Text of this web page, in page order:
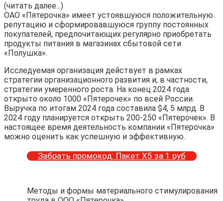
(читать далее...)
ОАО «Пятерочка» имеет устоявшуюся положительную
репутацию и сформировавшуюся группу постоянных
покупателей, предпочитающих регулярно приобретать
продукты питания в магазинах сбытовой сети
«Полушка».
Исследуемая организация действует в рамках
стратегии организационного развития и, в частности,
стратегии умеренного роста. На конец 2024 года
открыто около 1000 «Пятерочек» по всей России.
Выручка по итогам 2024 года составила $4, 5 млрд. В
2024 году планируется открыть 200-250 «Пятерочек». В
настоящее время деятельность компании «Пятерочка»
можно оценить как успешную и эффективную.
Забрать промокод: Пакет Х5 за 1 руб
Методы и формы материального стимулирования